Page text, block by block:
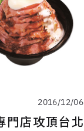
2016/12/06
門店攻頂台北